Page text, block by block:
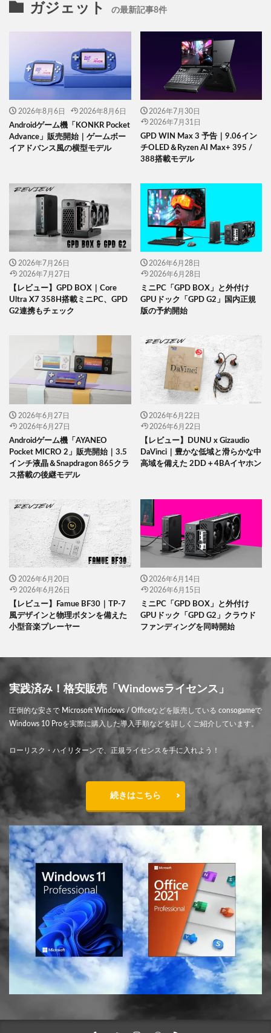
ガジェット の最新記事8件
2026年8月6日 2026年8月6日
Androidゲーム機「KONKR Pocket
Advance」販売開始｜ゲームボー
イアドバンス風の横型モデル
2026年7月30日
2026年7月31日
GPD WIN Max 3 予告｜9.06イン
チOLED＆Ryzen AI Max+ 395 /
388搭載モデル
2026年7月26日
2026年7月27日
【レビュー】GPD BOX｜Core
Ultra X7 358H搭載ミニPC、GPD
G2連携もチェック
2026年6月28日
2026年6月28日
ミニPC「GPD BOX」と外付け
GPUドック「GPD G2」国内正規
版の予約開始
2026年6月27日
2026年6月27日
Androidゲーム機「AYANEO
Pocket MICRO 2」販売開始｜3.5
インチ液晶＆Snapdragon 865クラ
ス搭載の後継モデル
2026年6月22日
2026年6月22日
【レビュー】DUNU x Gizaudio
DaVinci｜豊かな低域と滑らかな中
高域を備えた 2DD＋4BAイヤホン
2026年6月20日
2026年6月26日
【レビュー】Famue BF30｜TP-7
風デザインと物理ボタンを備えた
小型音楽プレーヤー
2026年6月14日
2026年6月15日
ミニPC「GPD BOX」と外付け
GPUドック「GPD G2」クラウド
ファンディングを同時開始
実践済み！格安販売「Windowsライセンス」
圧倒的な安さで Microsoft Windows / Officeなどを販売している consogameで
Windows 10 Proを実際に購入した導入手順などを詳しくご紹介しています。
ローリスク・ハイリターンで、正規ライセンスを手に入れよう！
続きはこちら